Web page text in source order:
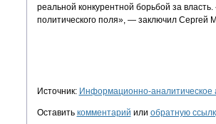
реальной конкурентной борьбой за
политического поля», — заключил Сергей
Источник: Информационно-аналитическое
Оставить комментарий или обратную